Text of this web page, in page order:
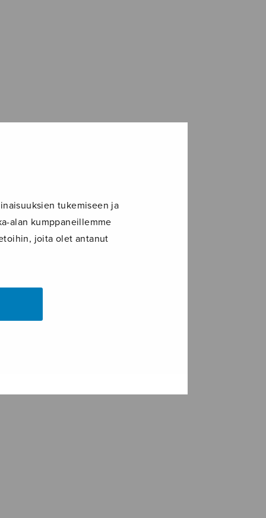
tukemiseen ja
alan kumppaneillemme
joita olet antanut